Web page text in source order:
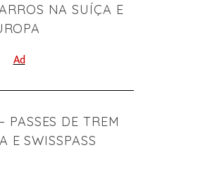
NA SUÍÇA E
PASSES DE TREM
E SWISSPASS